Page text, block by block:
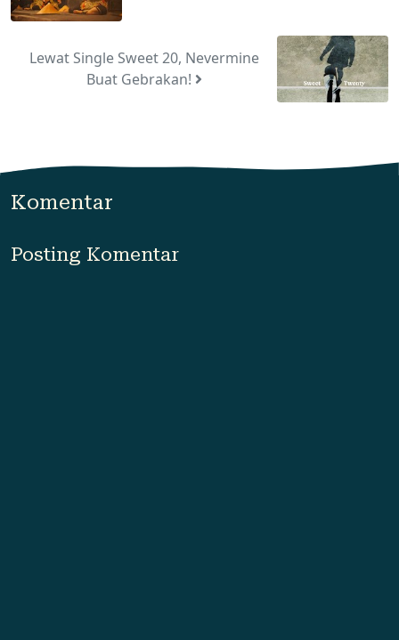
Lewat Single Sweet 20, Nevermine
Buat Gebrakan!
Komentar
Posting Komentar